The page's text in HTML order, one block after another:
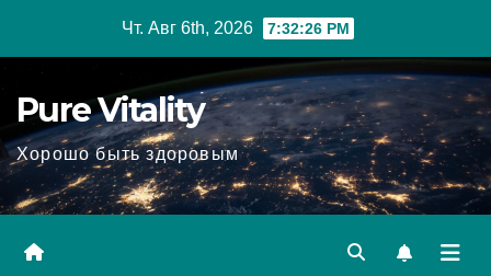
Чт. Авг 6th, 2026 7:32:27 PM
Pure Vitality
Хорошо быть здоровым